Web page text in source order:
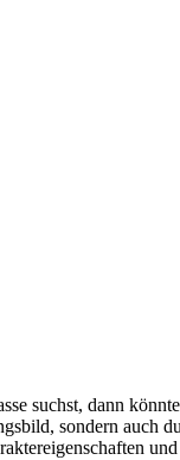
suchst, dann
son­dern auch